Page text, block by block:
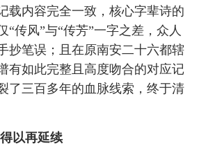
载内容完全一致，核心字辈诗的
“传风”与“传芳”一字之差，众人
抄笔误；且在原南安二十六都辖
有如此完整且高度吻合的对应记
了三百多年的血脉线索，终于清
以再延续